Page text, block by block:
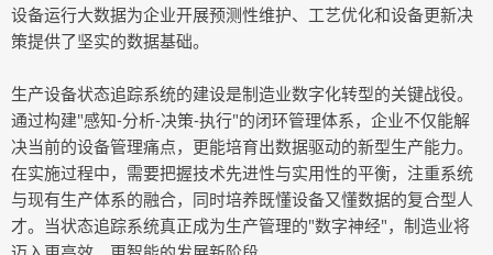
设备运行大数据为企业开展预测性维护、工艺优化和设备更新决
策提供了坚实的数据基础。
生产设备状态追踪系统的建设是制造业数字化转型的关键战役。
通过构建"感知-分析-决策-执行"的闭环管理体系，企业不仅能解
决当前的设备管理痛点，更能培育出数据驱动的新型生产能力。
在实施过程中，需要把握技术先进性与实用性的平衡，注重系统
与现有生产体系的融合，同时培养既懂设备又懂数据的复合型人
才。当状态追踪系统真正成为生产管理的"数字神经"，制造业将